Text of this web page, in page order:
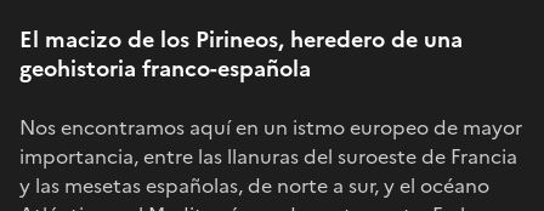
El macizo de los Pirineos, heredero de una
geohistoria franco-española
Nos encontramos aquí en un istmo europeo de mayor
importancia, entre las llanuras del suroeste de Francia
y las mesetas españolas, de norte a sur, y el océano